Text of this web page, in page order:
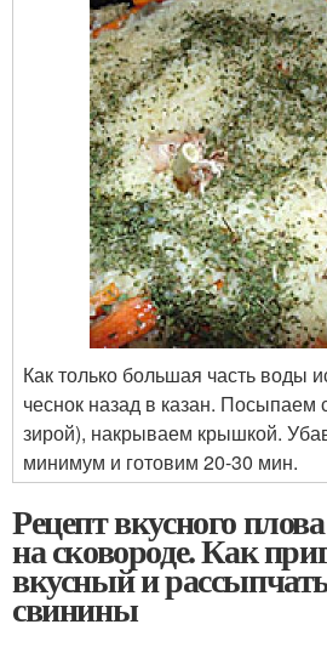
Как только большая часть воды
чеснок назад в казан. Посыпаем
зирой), накрываем крышкой.
минимум и готовим 20-30 мин.
Рецепт вкусного
на сковороде. Как
вкусный и
свинины